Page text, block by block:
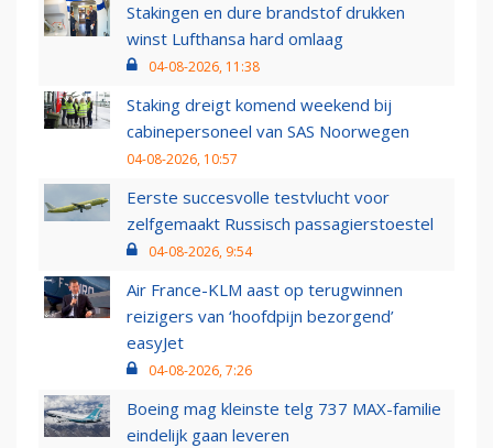
Stakingen en dure brandstof drukken
winst Lufthansa hard omlaag
04-08-2026, 11:38
Staking dreigt komend weekend bij
cabinepersoneel van SAS Noorwegen
04-08-2026, 10:57
Eerste succesvolle testvlucht voor
zelfgemaakt Russisch passagierstoestel
04-08-2026, 9:54
Air France-KLM aast op terugwinnen
reizigers van ‘hoofdpijn bezorgend’
easyJet
04-08-2026, 7:26
Boeing mag kleinste telg 737 MAX-familie
eindelijk gaan leveren